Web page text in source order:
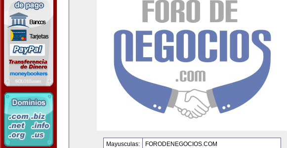
Mayusculas:
FORODENEGOCIOS.COM